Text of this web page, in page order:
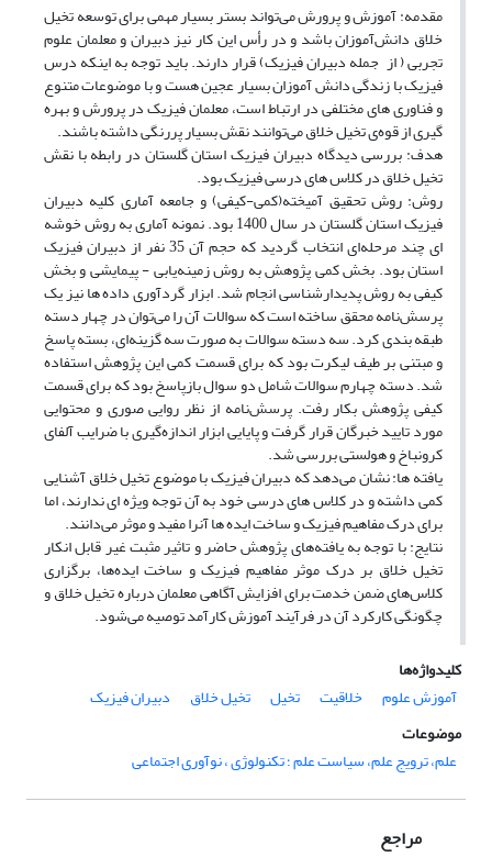
مقدمه: آموزش و پرورش می‌تواند بستر بسیار مهمی برای توسعه تخیل
خلاق دانش‌آموزان باشد و در رأس این کار نیز دبیران و معلمان علوم
تجربی ( از جمله دبیران فیزیک) قرار دارند. باید توجه به اینکه درس
فیزیک با زندگی دانش آموزان بسیار عجین هست و با موضوعات متنوع
و فناوری های مختلفی در ارتباط است، معلمان فیزیک در پرورش و بهره
گیری از قوه‌ی تخیل خلاق می‌توانند نقش بسیار پررنگی داشته باشند.
هدف: بررسی دیدگاه دبیران فیزیک استان گلستان در رابطه با نقش
تخیل خلاق در کلاس های درسی فیزیک بود.
روش: روش تحقیق آمیخته(کمی-کیفی) و جامعه آماری کلیه دبیران
فیزیک استان گلستان در سال 1400 بود. نمونه آماری به روش خوشه
ای چند مرحله‌ای انتخاب گردید که حجم آن 35 نفر از دبیران فیزیک
استان بود. بخش کمی پژوهش به روش زمینه‌یابی - پیمایشی و بخش
کیفی به روش پدیدار‌شناسی انجام شد. ابزار گردآوری داده ها نیز یک
پرسش‌نامه محقق ساخته است که سوالات آن را می‌توان در چهار دسته
طبقه بندی کرد. سه دسته سوالات به صورت سه گزینه‌ای، بسته پاسخ
و مبتنی بر طیف لیکرت بود که برای قسمت کمی این پژوهش استفاده
شد. دسته چهارم سوالات شامل دو سوال بازپاسخ بود که برای قسمت
کیفی پژوهش بکار رفت. پرسش‌نامه از نظر روایی صوری و محتوایی
مورد تایید خبرگان قرار گرفت و پایایی ابزار اندازه‌گیری با ضرایب آلفای
کرونباخ و هولستی بررسی شد.
یافته ها: نشان می‌دهد که دبیران فیزیک با موضوع تخیل خلاق آشنایی
کمی داشته و در کلاس های درسی خود به آن توجه ویژه ای ندارند، اما
برای درک مفاهیم فیزیک و ساخت ایده ها آنرا مفید و موثر می‌دانند.
نتایج: با توجه به یافته‌های پژوهش حاضر و تاثیر مثبت غیر قابل انکار
تخیل خلاق بر درک موثر مفاهیم فیزیک و ساخت ایده‌ها، برگزاری
کلاس‌های ضمن خدمت برای افزایش آگاهی معلمان درباره تخیل خلاق و
چگونگی کارکرد آن در فرآیند آموزش کارآمد توصیه می‌شود.
کلیدواژه‌ها
آموزش علوم
خلاقیت تخیل تخیل خلاق
دبیران فیزیک
موضوعات
علم، ترویج علم، سیاست علم ؛ تکنولوژی ، نوآوری اجتماعی
مراجع